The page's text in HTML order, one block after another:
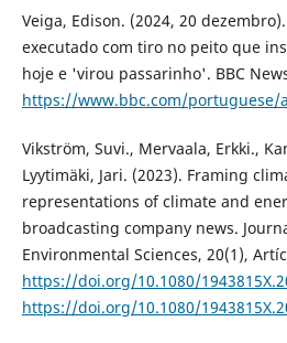
Veiga, Edison. (2024, 20
executado com tiro no peito que
hoje e 'virou passarinho'. BBC
https://www.bbc.com/portuguese/
Vikström, Suvi., Mervaala, Erkki.,
Lyytimäki, Jari. (2023). Framing
representations of climate and
broadcasting company news.
Environmental Sciences, 20(1),
https://doi.org/10.1080/
https://doi.org/10.1080/